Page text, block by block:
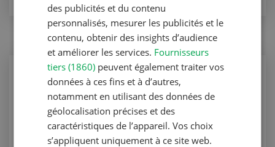
Production animale
Que faire en cas de manque de fourrage ?
Production animale
VERS L'ARTICLE
des publicités et du contenu
personnalisés, mesurer les publicités et le
contenu, obtenir des insights d’audience
et améliorer les services. Fournisseurs
tiers (1860) peuvent également traiter vos
données à ces fins et à d’autres,
notamment en utilisant des données de
géolocalisation précises et des
caractéristiques de l’appareil. Vos choix
s’appliquent uniquement à ce site web.